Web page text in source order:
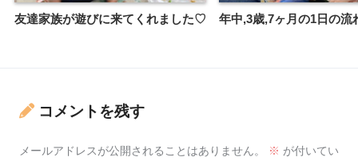
友達家族が遊びに来てくれました♡ 年中,3歳,7ヶ月の1日の流
コメントを残す
メールアドレスが公開されることはありません。 ※ が付いてい